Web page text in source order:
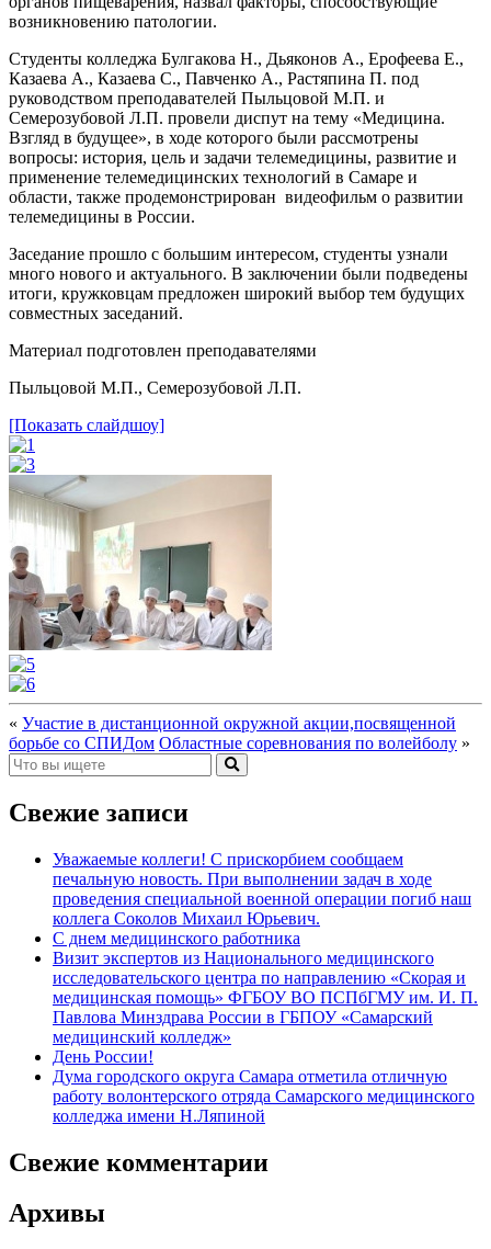
возникновению патологии.
Студенты колледжа Булгакова Н., Дьяконов А., Ерофеева Е.,
Казаева А., Казаева С., Павченко А., Растяпина П. под
руководством преподавателей Пыльцовой М.П. и
Семерозубовой Л.П. провели диспут на тему «Медицина.
Взгляд в будущее», в ходе которого были рассмотрены
вопросы: история, цель и задачи телемедицины, развитие и
применение телемедицинских технологий в Самаре и
области, также продемонстрирован видеофильм о развитии
телемедицины в России.
Заседание прошло с большим интересом, студенты узнали
много нового и актуального. В заключении были подведены
итоги, кружковцам предложен широкий выбор тем будущих
совместных заседаний.
Материал подготовлен преподавателями
Пыльцовой М.П., Семерозубовой Л.П.
[Показать слайдшоу]
« Участие в дистанционной окружной акции,посвященной
борьбе со СПИДом Областные соревнования по волейболу »
Свежие записи
Уважаемые коллеги! С прискорбием сообщаем
печальную новость. При выполнении задач в ходе
проведения специальной военной операции погиб наш
коллега Соколов Михаил Юрьевич.
С днем медицинского работника
Визит экспертов из Национального медицинского
исследовательского центра по направлению «Скорая и
медицинская помощь» ФГБОУ ВО ПСПбГМУ им. И. П.
Павлова Минздрава России в ГБПОУ «Самарский
медицинский колледж»
День России!
Дума городского округа Самара отметила отличную
работу волонтерского отряда Самарского медицинского
колледжа имени Н.Ляпиной
Свежие комментарии
Архивы